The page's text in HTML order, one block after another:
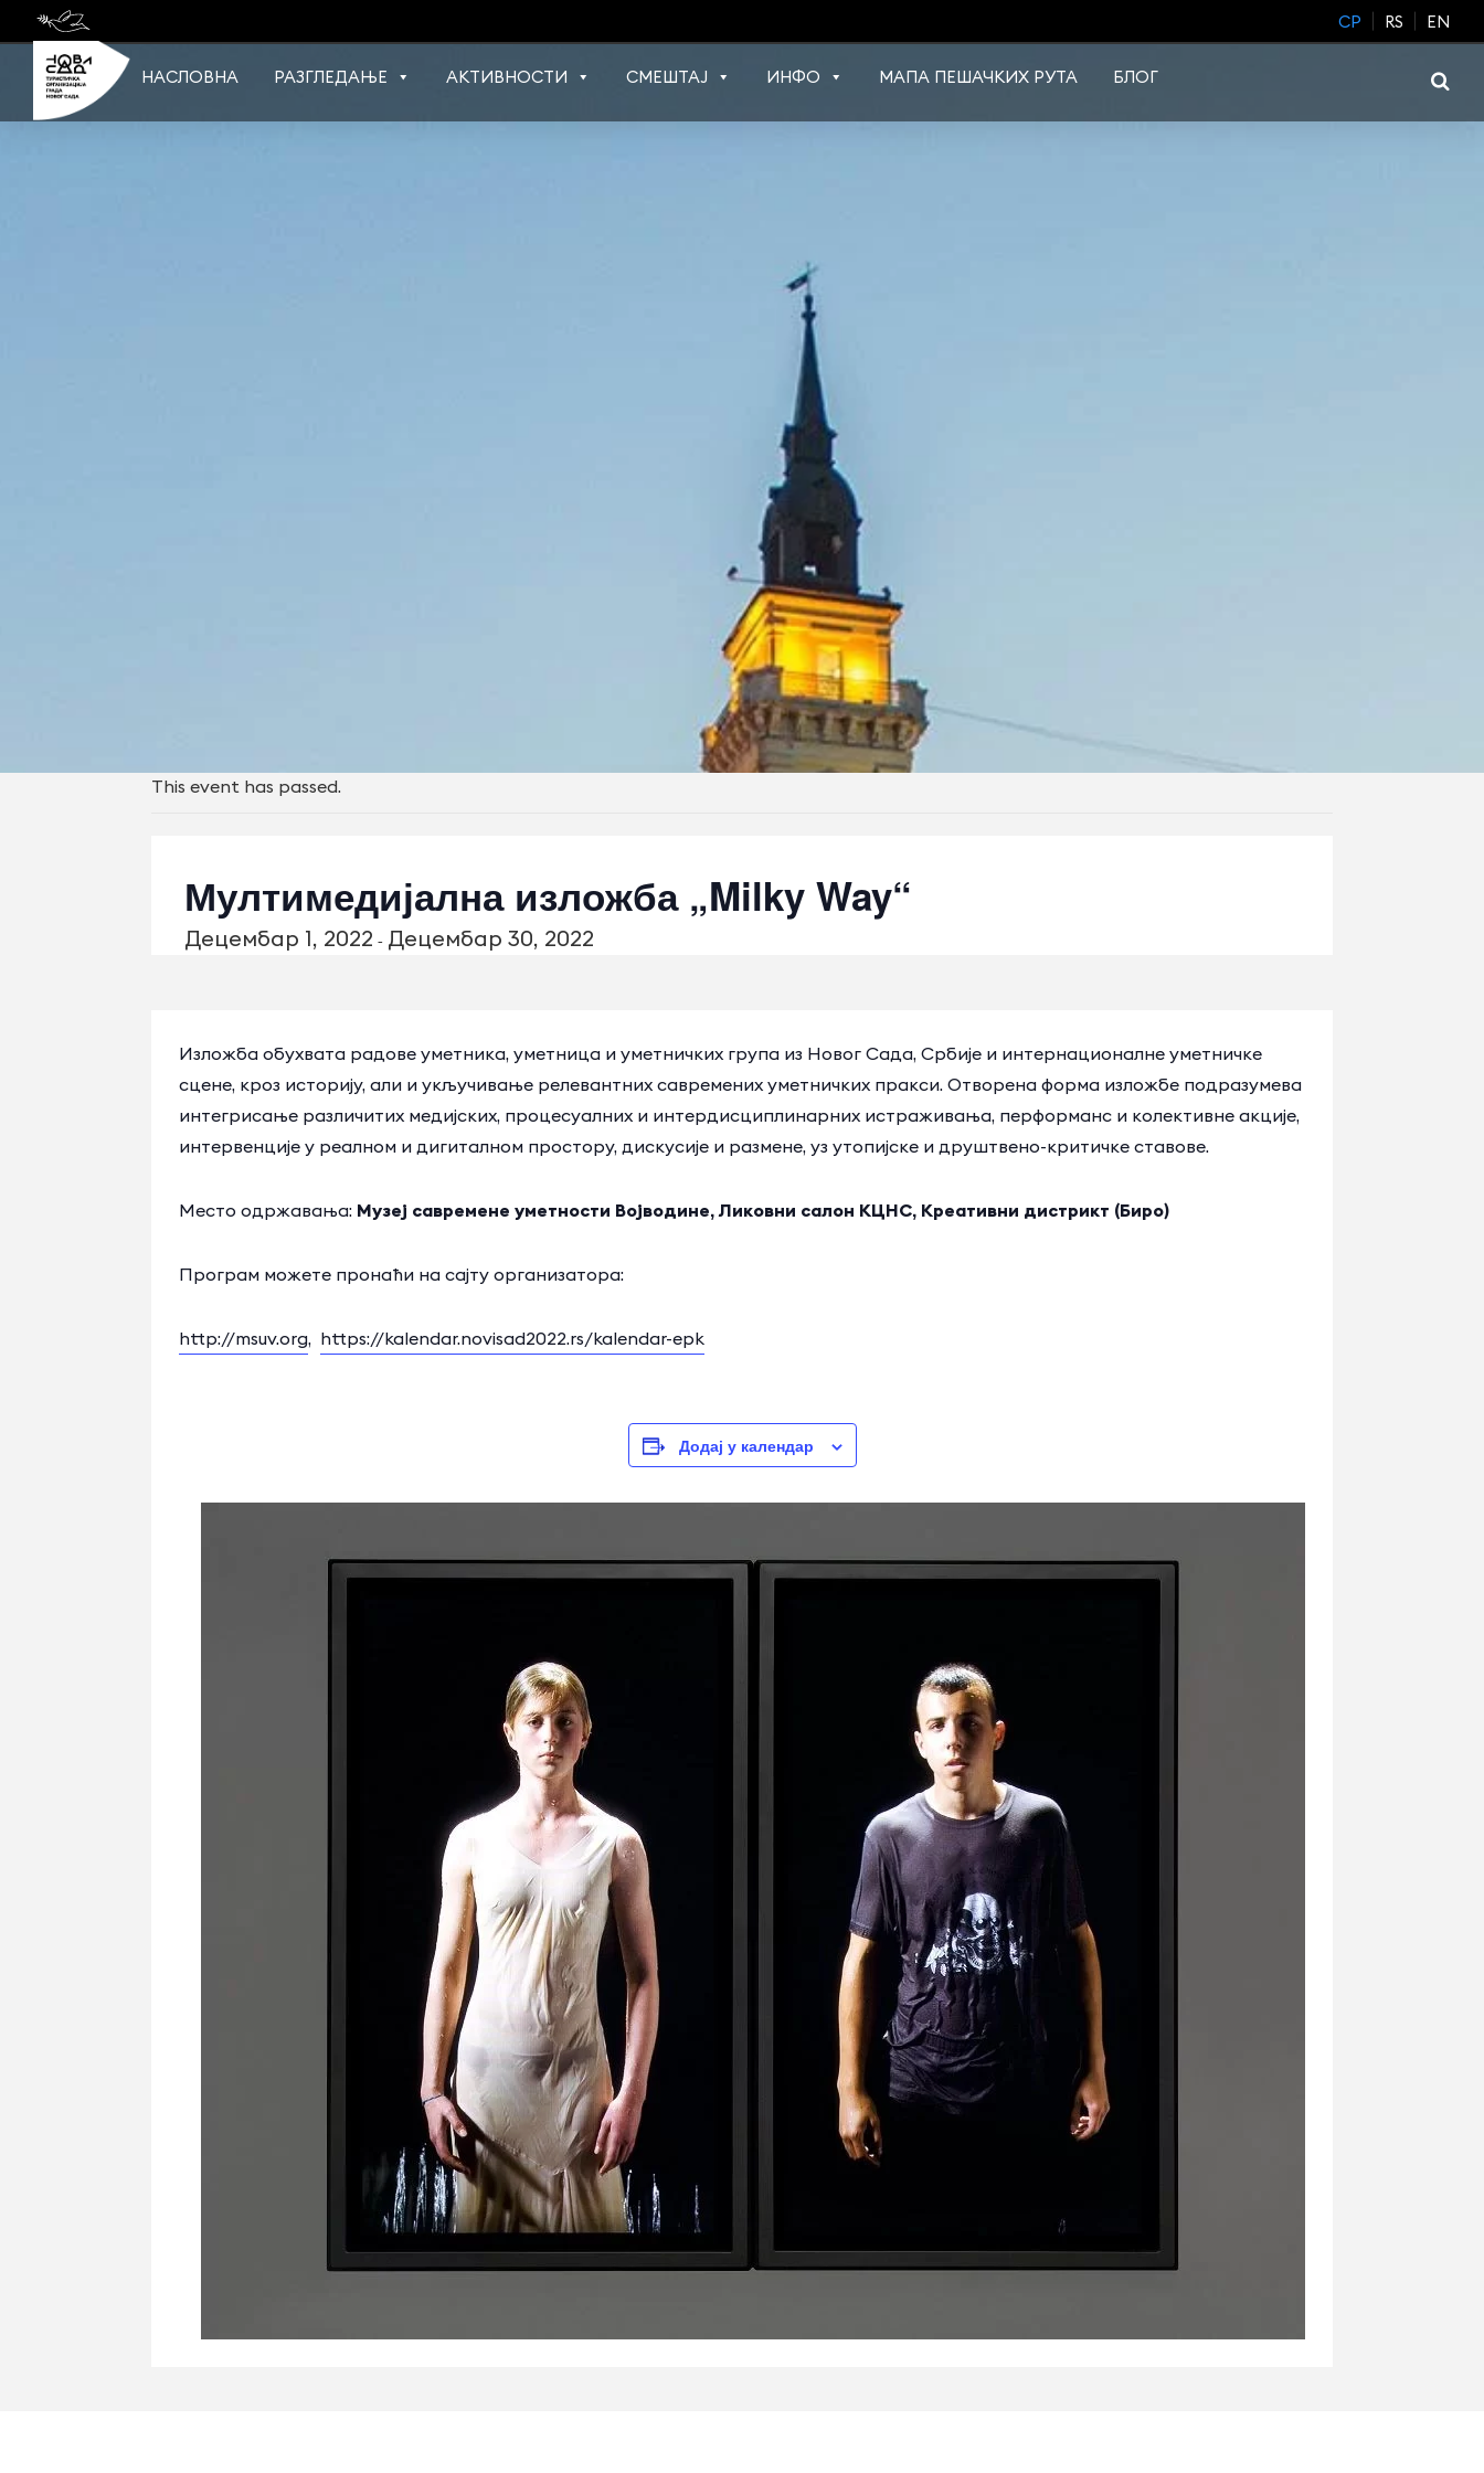
content
CP RS EN
НАСЛОВНА РАЗГЛЕДАЊЕ АКТИВНОСТИ СМЕШТАЈ ИНФО МАПА ПЕШАЧКИХ РУТА БЛОГ
This event has passed.
Мултимедијална изложба „Milky Way“
Децембар 1, 2022 - Децембар 30, 2022
Изложба обухвата радове уметника, уметница и уметничких група из Новог Сада, Србије и интернационалне уметничке
сцене, кроз историју, али и укључивање релевантних савремених уметничких пракси. Отворена форма изложбе подразумева
интегрисање различитих медијских, процесуалних и интердисциплинарних истраживања, перформанс и колективне акције,
интервенције у реалном и дигиталном простору, дискусије и размене, уз утопијске и друштвено-критичке ставове.
Место одржавања: Музеј савремене уметности Војводине, Ликовни салон КЦНС, Креативни дистрикт (Биро)
Програм можете пронаћи на сајту организатора:
http://msuv.org, https://kalendar.novisad2022.rs/kalendar-epk
Додај у календар